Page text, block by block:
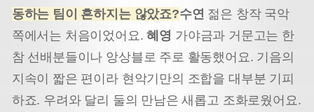
동하는 팀이 흔하지는 않았죠?수연 젊은 창작 국악
쪽에서는 처음이었어요.혜영 가야금과 거문고는 한
참 선배분들이나 앙상블로 주로 활동했어요. 기음의
지속이 짧은 편이라 현악기만의 조합을 대부분 기피
하죠. 우려와 달리 둘의 만남은 새롭고 조화로웠어요.